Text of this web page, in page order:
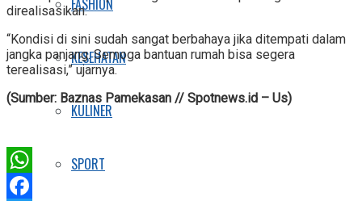
FASHION
KESEHATAN
KULINER
SPORT
direalisasikan.
“Kondisi di sini sudah sangat berbahaya jika ditempati dalam
jangka panjang. Semoga bantuan rumah bisa segera
terealisasi,” ujarnya.
(Sumber: Baznas Pamekasan // Spotnews.id – Us)
WhatsApp